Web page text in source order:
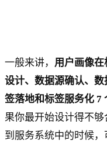
一般来讲， 用户画像
设计、数据源确认、
签落地和标签服务化 7
果你最开始设计得不
到服务系统中的时候